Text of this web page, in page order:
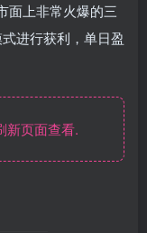
面上非常火爆的三
进行获利，单日盈
页面查看.